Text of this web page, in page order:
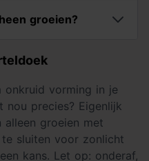
groeien?
onkruid vorming in je
precies? Eigenlijk
alleen groeien met
sluiten voor zonlicht
kans. Let op: onderaf,